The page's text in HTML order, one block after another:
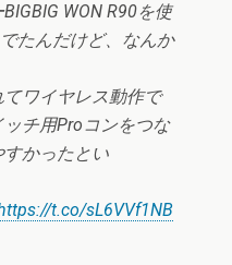
WON R90を使
たんだけど、なんか
ワイヤレス動作で
チ用Proコンをつな
かったとい
t.co/sL6VVf1NB